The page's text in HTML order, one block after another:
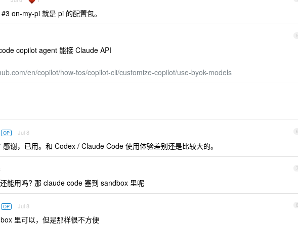
#3 on-my-pi 就是 pi 的配置包。
5
copilot agent 能接 Claude API
en/copilot/how-tos/copilot-cli/customize-copilot/use-byok-models
6
OP Jul 8
感谢，已用。和 Codex / Claude Code 使用体验差别还是比较大的。
7
能用吗? 那 claude code 塞到 sandbox 里呢
8
OP Jul 8
里可以，但是那样很不方便